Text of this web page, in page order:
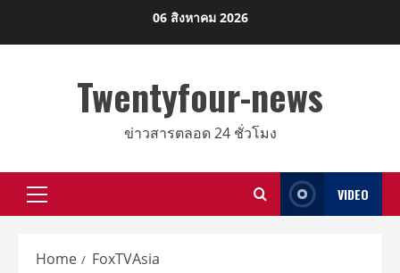
06 สิงหาคม 2026
Twentyfour-news
ข่าวสารตลอด 24 ชั่วโมง
Primary
VIDEO
Home FoxTVAsia